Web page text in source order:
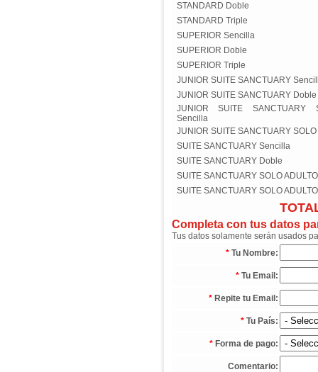
STANDARD Doble
STANDARD Triple
SUPERIOR Sencilla
SUPERIOR Doble
SUPERIOR Triple
JUNIOR SUITE SANCTUARY
JUNIOR SUITE SANCTUARY Doble
JUNIOR SUITE SANCTUARY
Sencilla
JUNIOR SUITE SANCTUARY
SUITE SANCTUARY Sencilla
SUITE SANCTUARY Doble
SUITE SANCTUARY SOLO
SUITE SANCTUARY SOLO
Completa con tus datos
Tus datos solamente serán usados
* Tu Nombre:
* Tu Email:
* Repite tu Email:
* Tu País:
* Forma de pago:
Comentario: